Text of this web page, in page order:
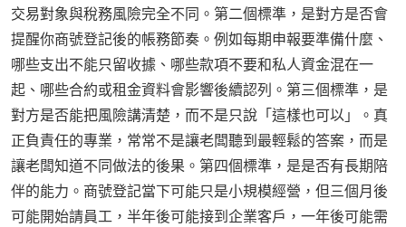
交易對象與稅務風險完全不同。第二個標準，是對方是否會
提醒你商號登記後的帳務節奏。例如每期申報要準備什麼、
哪些支出不能只留收據、哪些款項不要和私人資金混在一
起、哪些合約或租金資料會影響後續認列。第三個標準，是
對方是否能把風險講清楚，而不是只說「這樣也可以」。真
正負責任的專業，常常不是讓老闆聽到最輕鬆的答案，而是
讓老闆知道不同做法的後果。第四個標準，是是否有長期陪
伴的能力。商號登記當下可能只是小規模經營，但三個月後
可能開始請員工，半年後可能接到企業客戶，一年後可能需